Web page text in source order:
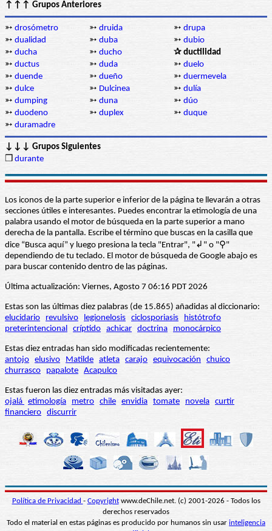
↑↑↑ Grupos Anteriores
➳ drosómetro ➳ druida ➳ drupa
➳ dualidad ➳ duba ➳ dubio
➳ ducha ➳ ducho
✰ ductilidad
➳ ductus ➳ duda ➳ duelo
➳ duende ➳ dueño ➳ duermevela
➳ dulce ➳ Dulcinea ➳ dulía
➳ dumping ➳ duna ➳ dúo
➳ duodeno ➳ duplex ➳ duque
➳ duramadre
↓↓↓ Grupos Siguientes
❒ durante
Los iconos de la parte superior e inferior de la página te llevarán a otras
secciones útiles e interesantes. Puedes encontrar la etimología de una
palabra usando el motor de búsqueda en la parte superior a mano
derecha de la pantalla. Escribe el término que buscas en la casilla que
dice “Busca aquí” y luego presiona la tecla "Entrar", "↲" o "⚲"
dependiendo de tu teclado. El motor de búsqueda de Google abajo es
para buscar contenido dentro de las páginas.
Última actualización: Viernes, Agosto 7 06:16 PDT 2026
Estas son las últimas diez palabras (de 15.865) añadidas al diccionario:
elucidario
revulsivo legionelosis ciclosporiasis
histótrofo
preterintencional críptido achicar doctrina monocárpico
Estas diez entradas han sido modificadas recientemente:
antojo elusivo Matilde atleta carajo equivocación
chuico
churrasco
papalote Acapulco
Estas fueron las diez entradas más visitadas ayer:
ojalá etimología metro chile envidia tomate novela curtir
financiero discurrir
Política de Privacidad - Copyrightwww.deChile.net. (c) 2001-2026 - Todos los
derechos reservados
Todo el material en estas páginas es producido por humanos sin usar inteligencia